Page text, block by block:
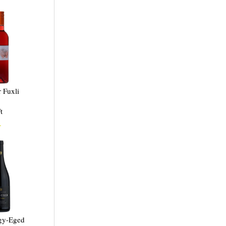
Fuxli
Eged